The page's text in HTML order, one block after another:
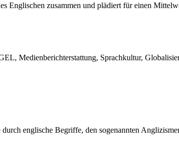
Englischen zusammen und plädiert für einen
Medienberichterstattung, Sprachkultur,
englische Begriffe, den sogenannten